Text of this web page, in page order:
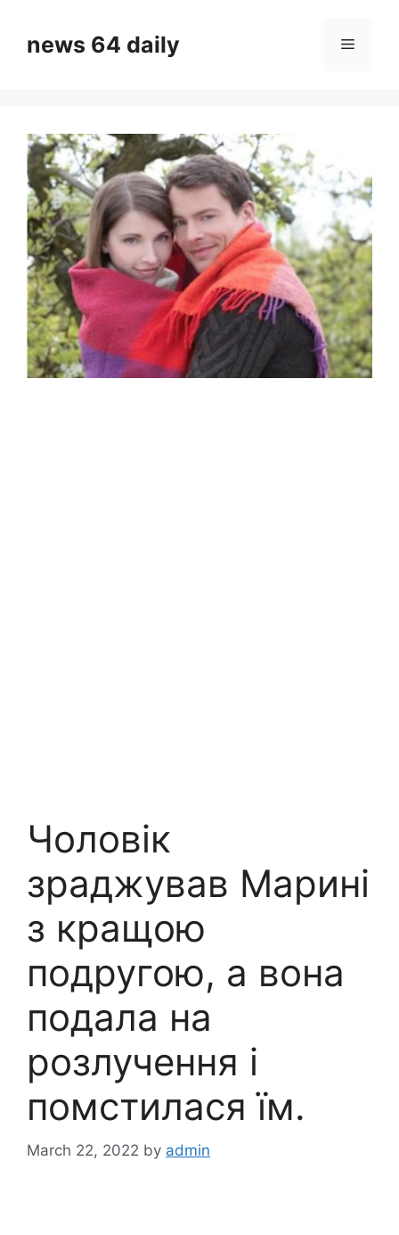
contentnews 64 daily Menu
Чоловік
зраджував Марині
з кращою
подругою, а вона
подала на
розлучення і
помстилася їм.
March 22, 2022 by admin